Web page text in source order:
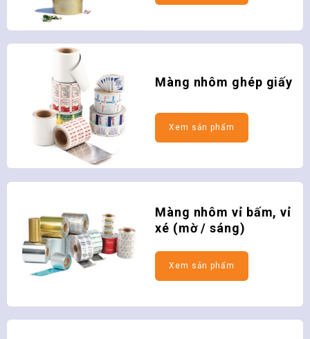
Màng nhôm ghép giấy
Màng nhôm vỉ bấm, vỉ
xé (mờ / sáng)